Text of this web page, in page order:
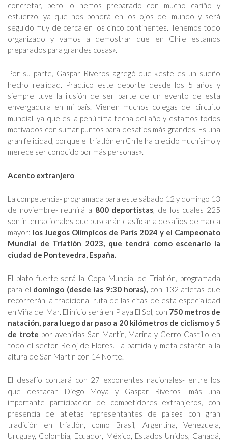
concretar, pero lo hemos preparado con mucho cariño y
esfuerzo, ya que nos pondrá en los ojos del mundo y será
seguido muy de cerca en los cinco continentes. Tenemos todo
organizado y vamos a demostrar que en Chile estamos
preparados para grandes cosas».
Por su parte, Gaspar Riveros agregó que «este es un sueño
hecho realidad. Practico este deporte desde los 5 años y
siempre tuve la ilusión de ser parte de un evento de esta
envergadura en mi país. Vienen muchos colegas del circuito
mundial, ya que es la penúltima fecha del año y estamos todos
motivados con sumar puntos para desafíos más grandes. Es una
gran felicidad, porque el triatlón en Chile ha crecido muchísimo y
merece ser conocido por más personas».
Acento extranjero
La competencia- programada para este sábado 12 y domingo 13
de noviembre- reunirá a 800 deportistas, de los cuales 225
son internacionales que buscarán clasificar a desafíos de marca
mayor: los Juegos Olímpicos de París 2024 y el Campeonato
Mundial de Triatlón 2023, que tendrá como escenario la
ciudad de Pontevedra, España.
El plato fuerte será la Copa Mundial de Triatlón, programada
para el domingo (desde las 9:30 horas), con 132 atletas que
recorrerán la tradicional ruta de las citas de esta especialidad
en Viña del Mar. El inicio será en Playa El Sol, con 750 metros de
natación, para luego dar paso a 20 kilómetros de ciclismo y 5
de trote por avenidas San Martín, Marina y Cerro Castillo en
todo el sector Reloj de Flores. La partida y meta estarán a la
altura de San Martín con 14 Norte.
El desafío contará con 27 exponentes nacionales- entre los
que destacan Diego Moya y Gaspar Riveros- más una
importante participación de competidores extranjeros, con
presencia de atletas representantes de países con gran
tradición en triatlón, como Brasil, Argentina, Venezuela,
Uruguay, Colombia, Ecuador, México, Estados Unidos, Canadá,